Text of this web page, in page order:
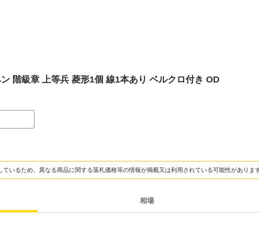
階級章 上等兵 菱形1個 線1本あり ベルクロ付き OD
ているため、異なる商品に関する落札価格等の情報が掲載又は利用されている可能性がありま
相場